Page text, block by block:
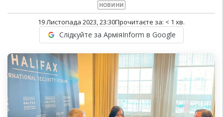
НОВИНИ
19 Листопада 2023, 23:30Прочитаєте за: < 1 хв.
Слідкуйте за АрміяInform в Google